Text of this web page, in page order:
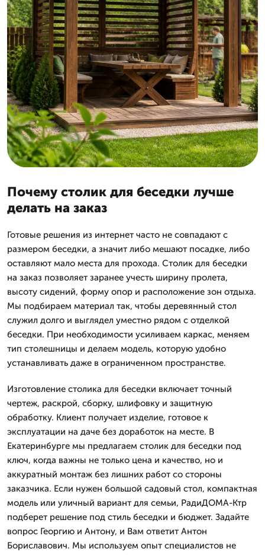
Почему столик для беседки лучше
делать на заказ
Готовые решения из интернет часто не совпадают с
размером беседки, а значит либо мешают посадке, либо
оставляют мало места для прохода. Столик для беседки
на заказ позволяет заранее учесть ширину пролета,
высоту сидений, форму опор и расположение зон отдыха.
Мы подбираем материал так, чтобы деревянный стол
служил долго и выглядел уместно рядом с отделкой
беседки. При необходимости усиливаем каркас, меняем
тип столешницы и делаем модель, которую удобно
устанавливать даже в ограниченном пространстве.
Изготовление столика для беседки включает точный
чертеж, раскрой, сборку, шлифовку и защитную
обработку. Клиент получает изделие, готовое к
эксплуатации на даче без доработок на месте. В
Екатеринбурге мы предлагаем столик для беседки под
ключ, когда важны не только цена и качество, но и
аккуратный монтаж без лишних работ со стороны
заказчика. Если нужен большой садовый стол, компактная
модель или уличный вариант для семьи, РадиДОМА-Ктр
подберет решение под стиль беседки и бюджет. Задайте
вопрос Георгию и Антону, и Вам ответит Антон
Бориславович. Мы используем опыт специалистов не